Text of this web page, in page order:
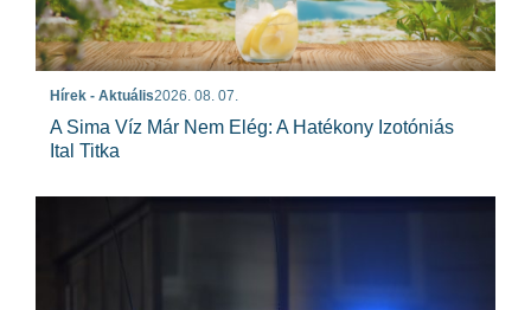
Hírek - Aktuális2026. 08. 07.
A Sima Víz Már Nem Elég: A Hatékony Izotóniás
Ital Titka